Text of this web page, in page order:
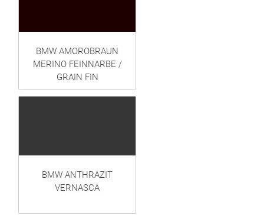
BMW AMOROBRAUN
MERINO FEINNARBE /
GRAIN FIN
BMW ANTHRAZIT
VERNASCA